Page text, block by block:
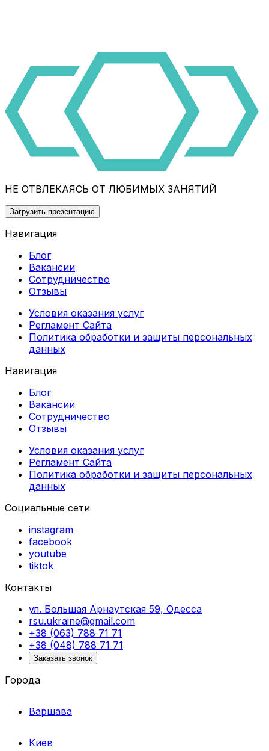
НЕ ОТВЛЕКАЯСЬ ОТ ЛЮБИМЫХ ЗАНЯТИЙ
Загрузить презентацию
Навигация
Блог
Вакансии
Сотрудничество
Отзывы
Условия оказания услуг
Регламент Сайта
Политика обработки и защиты персональных
данных
Навигация
Блог
Вакансии
Сотрудничество
Отзывы
Условия оказания услуг
Регламент Сайта
Политика обработки и защиты персональных
данных
Социальные сети
instagram
facebook
youtube
tiktok
Контакты
ул. Большая Арнаутская 59, Одесса
rsu.ukraine@gmail.com
+38 (063) 788 71 71
+38 (048) 788 71 71
Заказать звонок
Города
Варшава
Киев